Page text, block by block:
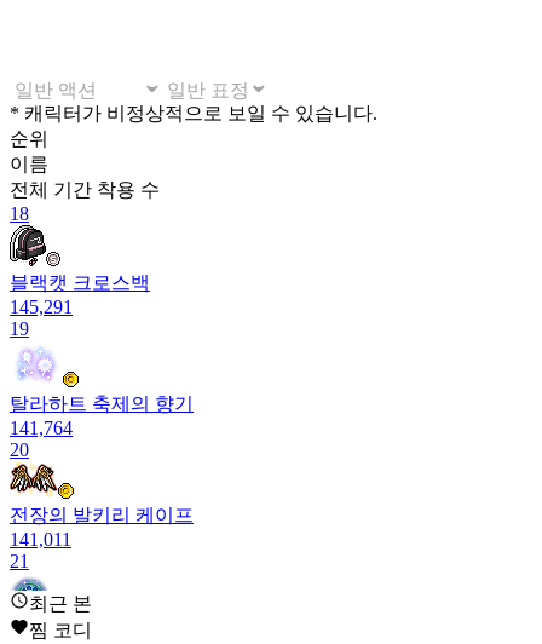
* 캐릭터가 비정상적으로 보일 수 있습니다.
순위
이름
전체 기간 착용 수
18
블랙캣 크로스백
145,291
19
탈라하트 축제의 향기
141,764
20
전장의 발키리 케이프
141,011
21
신비한 숲속 반짝임
최근 본
찜 코디